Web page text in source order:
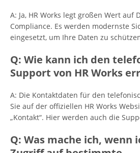
A: Ja, HR Works legt großen Wert auf
Compliance. Es werden modernste
eingesetzt, um Ihre Daten zu
Q: Wie kann ich den
Support von HR Works
A: Die Kontaktdaten für den
Sie auf der offiziellen HR Works
„Kontakt“. Hier werden auch die
Q: Was mache ich, wenn